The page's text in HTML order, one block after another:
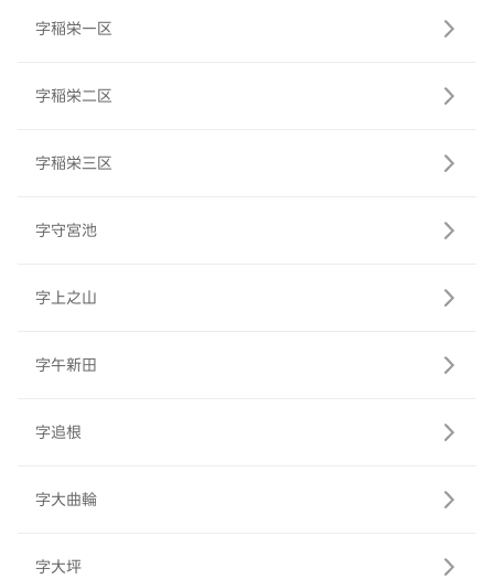
字稲栄一区
字稲栄二区
字稲栄三区
字守宮池
字上之山
字午新田
字追根
字大曲輪
字大坪